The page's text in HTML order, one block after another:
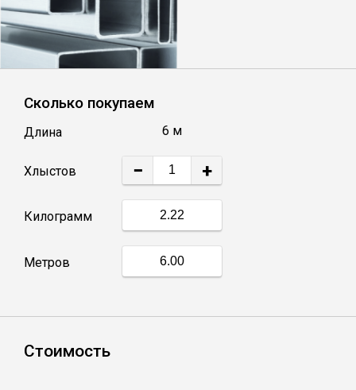
Швеллер
Квадрат
Полоса
Катанка
Столбы заборные
Сколько покупаем
Длина 6 м
Хлыстов − +
Килограмм
Метров
Стоимость